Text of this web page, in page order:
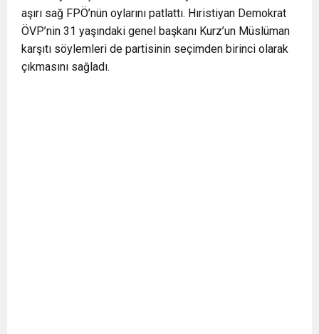
aşırı sağ FPÖ’nün oylarını patlattı. Hıristiyan Demokrat
ÖVP’nin 31 yaşındaki genel başkanı Kurz’un Müslüman
karşıtı söylemleri de partisinin seçimden birinci olarak
çıkmasını sağladı.